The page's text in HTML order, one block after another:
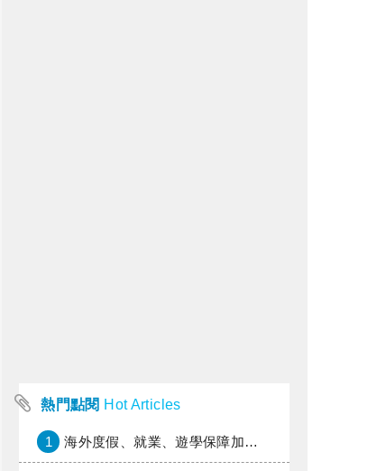
熱門點閱 Hot Articles
1 海外度假、就業、遊學保障加倍，富邦產險「一期逐夢」專案加碼遠距醫療與緊急救援